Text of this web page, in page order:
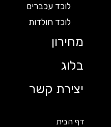
לוכד עכברים
לוכד חולדות
מחירון
בלוג
יצירת קשר
דף הבית